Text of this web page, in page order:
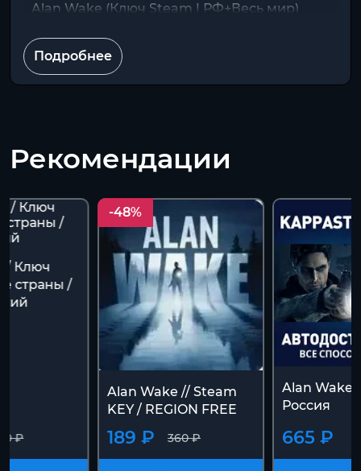
Alan Wake (Ключ Steam | РФ+Весь мир)
Подробнее
Рекомендации
/ Ключ
страны /
₽
-48%
Alan Wake // Steam
KEY / REGION FREE
360 ₽
189 ₽
Alan Wake
Россия
665 ₽